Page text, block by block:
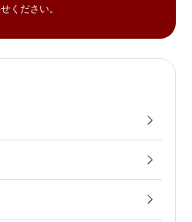
ください。